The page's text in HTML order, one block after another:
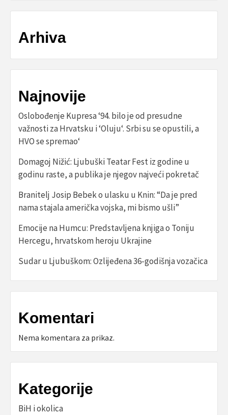
Arhiva
Najnovije
Oslobođenje Kupresa ‘94. bilo je od presudne
važnosti za Hrvatsku i ‘Oluju‘. Srbi su se opustili, a
HVO se spremao‘
Domagoj Nižić: Ljubuški Teatar Fest iz godine u
godinu raste, a publika je njegov najveći pokretač
Branitelj Josip Bebek o ulasku u Knin: “Da je pred
nama stajala američka vojska, mi bismo ušli”
Emocije na Humcu: Predstavljena knjiga o Toniju
Hercegu, hrvatskom heroju Ukrajine
Sudar u Ljubuškom: Ozlijeđena 36-godišnja vozačica
Komentari
Nema komentara za prikaz.
Kategorije
BiH i okolica